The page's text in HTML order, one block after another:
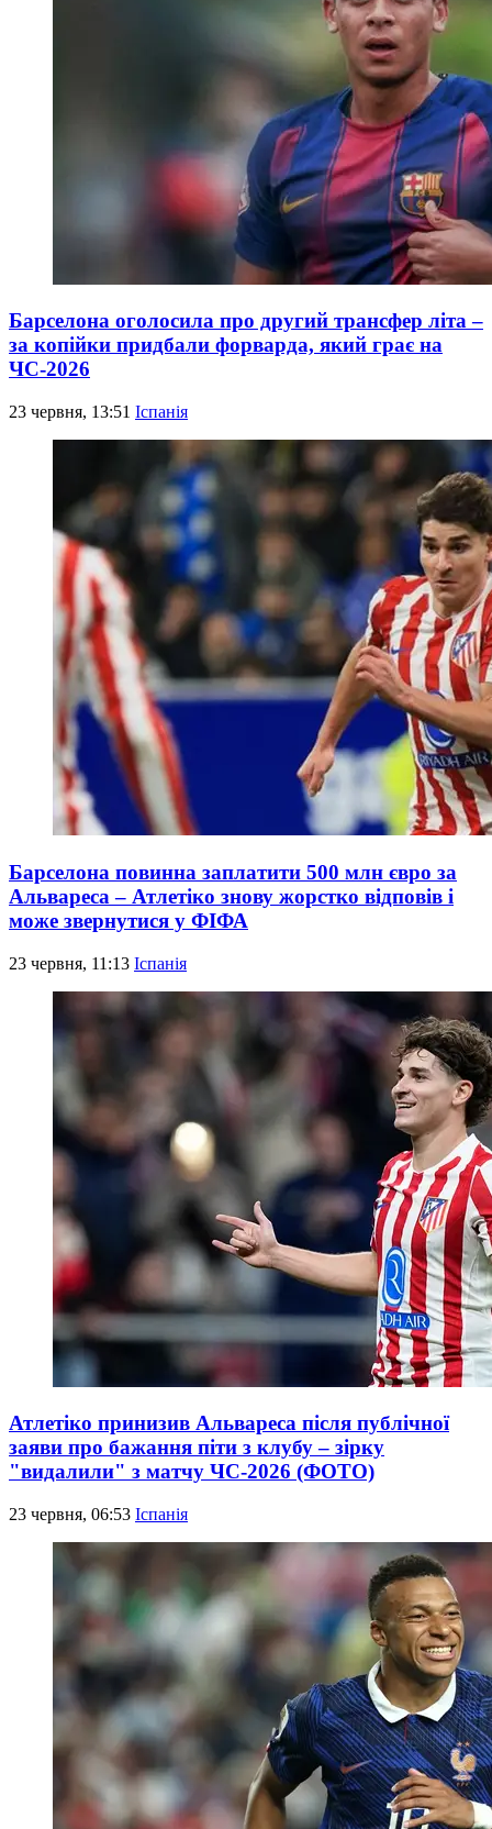
Барселона оголосила про другий трансфер літа –
за копійки придбали форварда, який грає на
ЧС-2026
23 червня, 13:51 Іспанія
Барселона повинна заплатити 500 млн євро за
Альвареса – Атлетіко знову жорстко відповів і
може звернутися у ФІФА
23 червня, 11:13 Іспанія
Атлетіко принизив Альвареса після публічної
заяви про бажання піти з клубу – зірку
"видалили" з матчу ЧС-2026 (ФОТО)
23 червня, 06:53 Іспанія